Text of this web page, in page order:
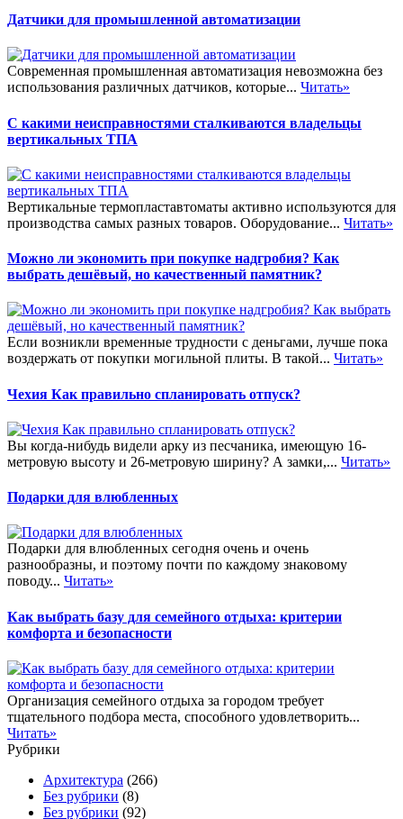
Датчики для промышленной автоматизации
Современная промышленная автоматизация невозможна без
использования различных датчиков, которые... Читать»
С какими неисправностями сталкиваются владельцы
вертикальных ТПА
Вертикальные термопластавтоматы активно используются для
производства самых разных товаров. Оборудование... Читать»
Можно ли экономить при покупке надгробия? Как
выбрать дешёвый, но качественный памятник?
Если возникли временные трудности с деньгами, лучше пока
воздержать от покупки могильной плиты. В такой... Читать»
Чехия Как правильно спланировать отпуск?
Вы когда-нибудь видели арку из песчаника, имеющую 16-
метровую высоту и 26-метровую ширину? А замки,... Читать»
Подарки для влюбленных
Подарки для влюбленных сегодня очень и очень
разнообразны, и поэтому почти по каждому знаковому
поводу... Читать»
Как выбрать базу для семейного отдыха: критерии
комфорта и безопасности
Организация семейного отдыха за городом требует
тщательного подбора места, способного удовлетворить...
Читать»
Рубрики
Архитектура (266)
Без рубрики (8)
Без рубрики (92)